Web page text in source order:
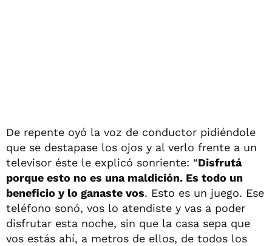
De repente oyó la voz de conductor pidiéndole
que se destapase los ojos y al verlo frente a un
televisor éste le explicó sonriente: “Disfrutá
porque esto no es una maldición. Es todo un
beneficio y lo ganaste vos. Esto es un juego. Ese
teléfono sonó, vos lo atendiste y vas a poder
disfrutar esta noche, sin que la casa sepa que
vos estás ahí, a metros de ellos, de todos los